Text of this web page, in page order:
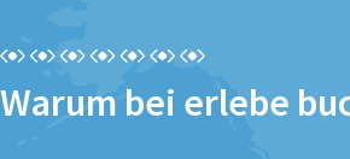
Warum bei erlebe